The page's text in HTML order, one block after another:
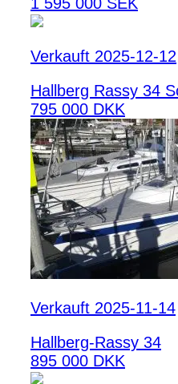
1 595 000 SEK
Verkauft 2025-12-12
Hallberg Rassy 34
795 000 DKK
Verkauft 2025-11-14
Hallberg-Rassy 34
895 000 DKK